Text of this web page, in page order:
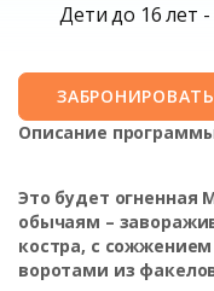
Дети до 16 лет -
Описание
Это будет огненная
обычаям –
костра, с
воротами из